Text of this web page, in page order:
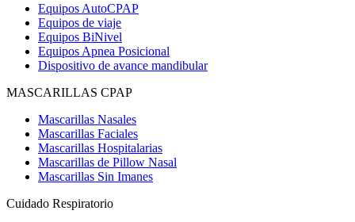
Equipos AutoCPAP
Equipos de viaje
Equipos BiNivel
Equipos Apnea Posicional
Dispositivo de avance mandibular
MASCARILLAS CPAP
Mascarillas Nasales
Mascarillas Faciales
Mascarillas Hospitalarias
Mascarillas de Pillow Nasal
Mascarillas Sin Imanes
Cuidado Respiratorio